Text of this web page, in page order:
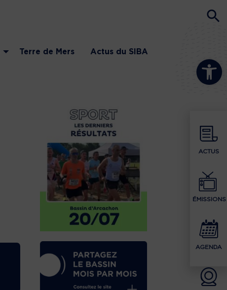
Ouvrir la
ACTUS
ÉMISSIONS
AGENDA
Terre de Mers Actus du SIBA